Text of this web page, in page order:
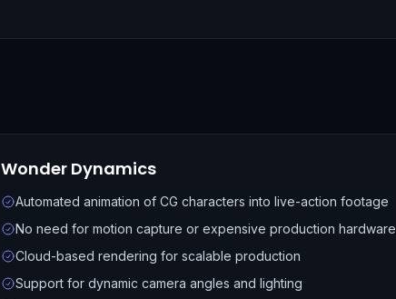
Wonder Dynamics
Automated animation of CG characters into live-action footage
No need for motion capture or expensive production hardware
Cloud-based rendering for scalable production
Support for dynamic camera angles and lighting